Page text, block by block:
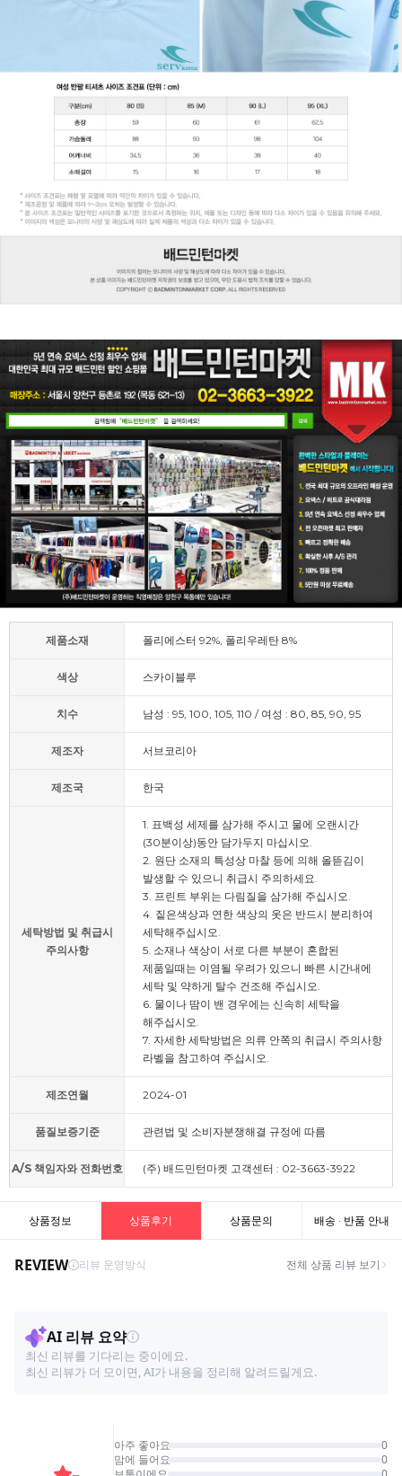
제품소재 폴리에스터 92%, 폴리우레탄 8%
색상 스카이블루
치수 남성 : 95, 100, 105, 110 / 여성 : 80, 85, 90, 95
제조자 서브코리아
제조국 한국
세탁방법 및 취급시
주의사항
1. 표백성 세제를 삼가해 주시고 물에 오랜시간
(30분이상)동안 담가두지 마십시오.
2. 원단 소재의 특성상 마찰 등에 의해 올뜯김이
발생할 수 있으니 취급시 주의하세요.
3. 프린트 부위는 다림질을 삼가해 주십시오.
4. 짙은색상과 연한 색상의 옷은 반드시 분리하여
세탁해주십시오.
5. 소재나 색상이 서로 다른 부분이 혼합된
제품일때는 이염될 우려가 있으니 빠른 시간내에
세탁 및 약하게 탈수 건조해 주십시오.
6. 물이나 땀이 밴 경우에는 신속히 세탁을
해주십시오.
7. 자세한 세탁방법은 의류 안쪽의 취급시 주의사항
라벨을 참고하여 주십시오.
제조연월 2024-01
품질보증기준 관련법 및 소비자분쟁해결 규정에 따름
A/S 책임자와 전화번호 (주) 배드민턴마켓 고객센터 : 02-3663-3922
상품정보 상품후기 상품문의 배송 · 반품 안내